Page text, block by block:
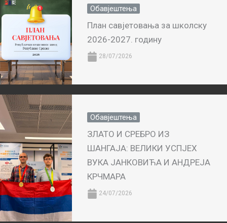
Обавјештења
План савјетовања за школску
2026-2027. годину
28/07/2026
Обавјештења
ЗЛАТО И СРЕБРО ИЗ
ШАНГАЈА: ВЕЛИКИ УСПЈЕХ
ВУКА ЈАНКОВИЋА И АНДРЕЈА
КРЧМАРА
24/07/2026